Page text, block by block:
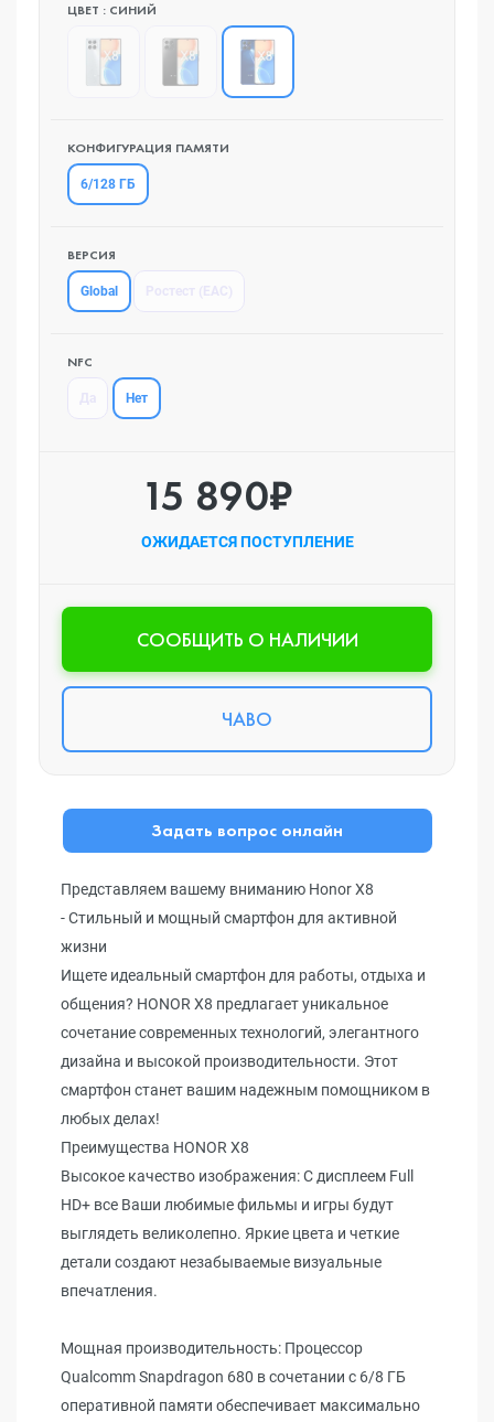
ЦВЕТ : СИНИЙ
КОНФИГУРАЦИЯ ПАМЯТИ
6/128 ГБ
ВЕРСИЯ
Global
NFC
Нет
15 890₽
ОЖИДАЕТСЯ ПОСТУПЛЕНИЕ
CООБЩИТЬ О НАЛИЧИИ
ЧАВО
Задать вопрос онлайн
Представляем вашему вниманию Honor X8
- Стильный и мощный смартфон для активной
жизни
Ищете идеальный смартфон для работы, отдыха и
общения? HONOR X8 предлагает уникальное
сочетание современных технологий, элегантного
дизайна и высокой производительности. Этот
смартфон станет вашим надежным помощником в
любых делах!
Преимущества HONOR X8
Высокое качество изображения: С дисплеем Full
HD+ все Ваши любимые фильмы и игры будут
выглядеть великолепно. Яркие цвета и четкие
детали создают незабываемые визуальные
впечатления.
Мощная производительность: Процессор
Qualcomm Snapdragon 680 в сочетании с 6/8 ГБ
оперативной памяти обеспечивает максимально